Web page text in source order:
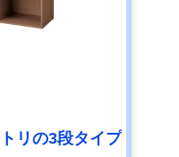
リの3段タイプ